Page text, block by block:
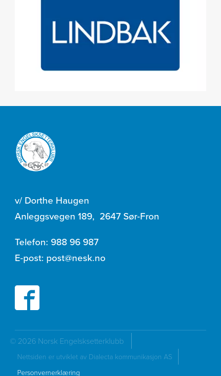
v/ Dorthe Haugen
Anleggsvegen 189, 2647 Sør-Fron
Telefon: 988 96 987
E-post: post@nesk.no
© 2026 Norsk Engelsksetterklubb
Nettsiden er utviklet av Dialecta kommunikasjon AS
Personvernerklæring